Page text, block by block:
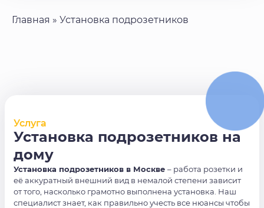
Главная » Установка подрозетников
Услуга
Установка подрозетников на
дому
Установка подрозетников в Москве – работа розетки и
её аккуратный внешний вид в немалой степени зависит
от того, насколько грамотно выполнена установка. Наш
специалист знает, как правильно учесть все нюансы чтобы